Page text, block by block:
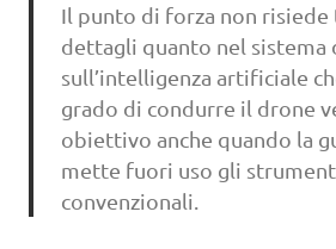
Il punto di forza non
dettagli quanto nel sistema
sull’intelligenza artificiale
grado di condurre il drone
obiettivo anche quando la
mette fuori uso gli
convenzionali.